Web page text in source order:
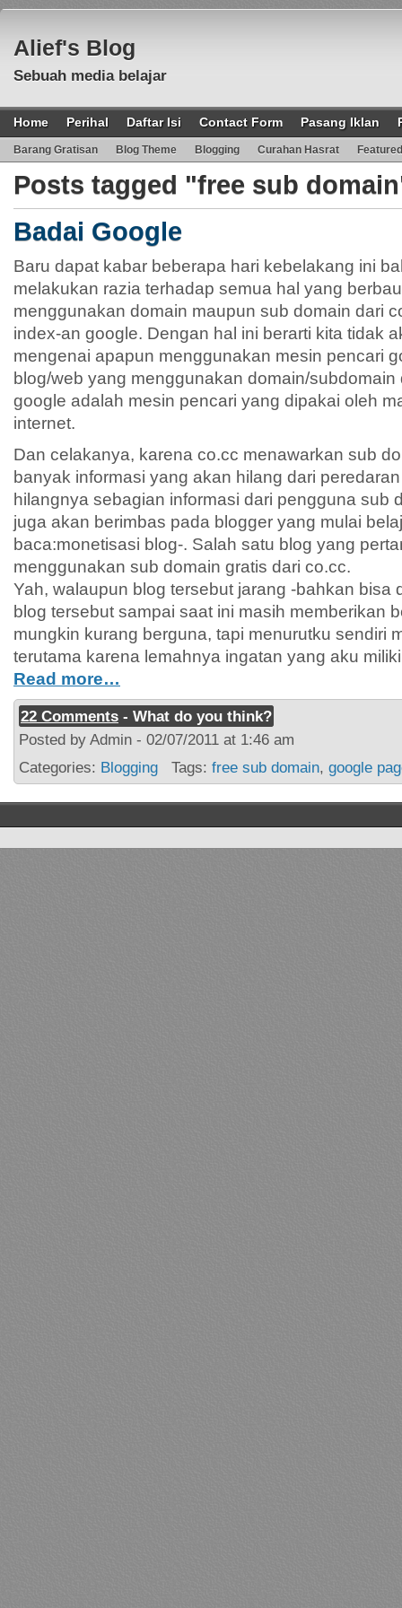
Alief's Blog
Sebuah media belajar
Home Perihal Daftar Isi Contact Form Pasang Iklan
Barang Gratisan Blog Theme Blogging Curahan Hasrat Featured
Posts tagged "free sub
Badai Google
Baru dapat kabar beberapa hari kebelakang ini
melakukan razia terhadap semua hal yang
menggunakan domain maupun sub domain dari
index-an google. Dengan hal ini berarti kita tidak
mengenai apapun menggunakan mesin pencari
blog/web yang menggunakan domain/
google adalah mesin pencari yang dipakai oleh
internet.
Dan celakanya, karena co.cc menawarkan sub
banyak informasi yang akan hilang dari
hilangnya sebagian informasi dari pengguna sub
juga akan berimbas pada blogger yang mulai
baca:monetisasi blog-. Salah satu blog yang
menggunakan sub domain gratis dari co.cc.
Yah, walaupun blog tersebut jarang -bahkan bisa
blog tersebut sampai saat ini masih memberikan
mungkin kurang berguna, tapi menurutku sendiri
terutama karena lemahnya ingatan yang aku
Read more…
22 Comments - What do you think?
Posted by Admin - 02/07/2011 at 1:46 am
Categories: Blogging Tags: free sub domain, google